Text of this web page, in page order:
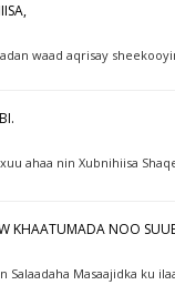
badan waad aqrisay
ahaa nin Xubnihiisa
KHAATUMADA NOO
Salaadaha Masaajidka ku